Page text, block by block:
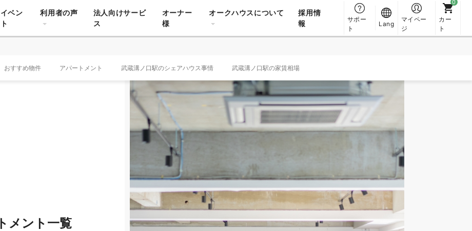
イベン
ト
利用者の声
法人向けサービ
ス
オーナー
様
オークハウスについて
採用情
報
サポー
ト
Lang
マイペー
ジ
カー
ト
おすすめ物件 アパートメント 武蔵溝ノ口駅のシェアハウス事情 武蔵溝ノ口駅の家賃相場
メント一覧